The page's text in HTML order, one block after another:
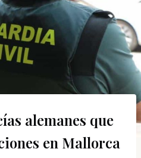
alemanes que
en Mallorca